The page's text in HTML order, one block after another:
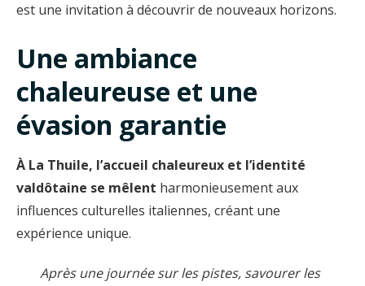
est une invitation à découvrir de nouveaux horizons.
Une ambiance
chaleureuse et une
évasion garantie
À La Thuile, l’accueil chaleureux et l’identité
valdôtaine se mêlent harmonieusement aux
influences culturelles italiennes, créant une
expérience unique.
Après une journée sur les pistes, savourer les